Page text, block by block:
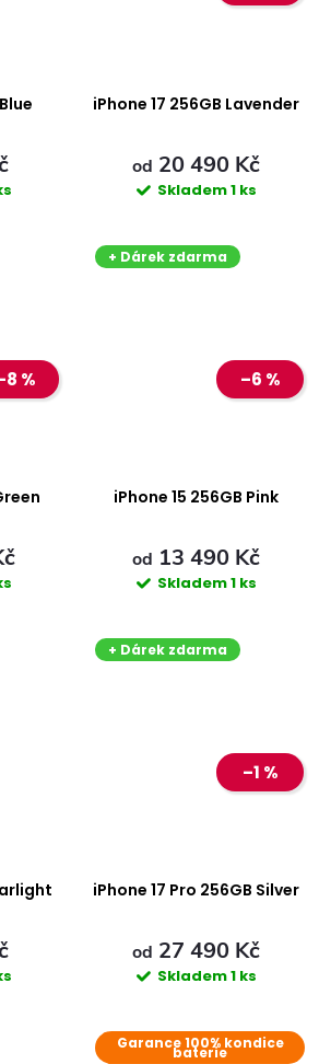
iPhone 17 256GB Lavender
od 20 490 Kč
Skladem1 ks
%
+ Dárek zdarma
–6 %
iPhone 15 256GB Pink
od 13 490 Kč
Skladem1 ks
+ Dárek zdarma
–1 %
iPhone 17 Pro 256GB Silver
od 27 490 Kč
Skladem1 ks
Garance 100% kondice
baterie